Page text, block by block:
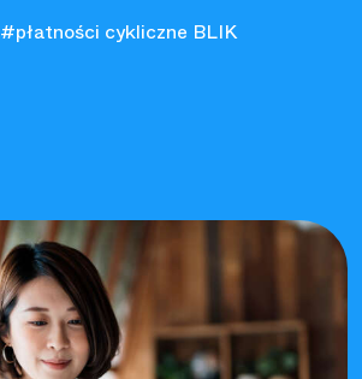
#płatności cykliczne BLIK